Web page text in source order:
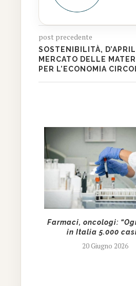
post precedente
SOSTENIBILITÀ,
MERCATO DELLE
PER L’ECONOMIA
Farmaci, oncologi:
in Italia 5.000
20 Giugno 2026